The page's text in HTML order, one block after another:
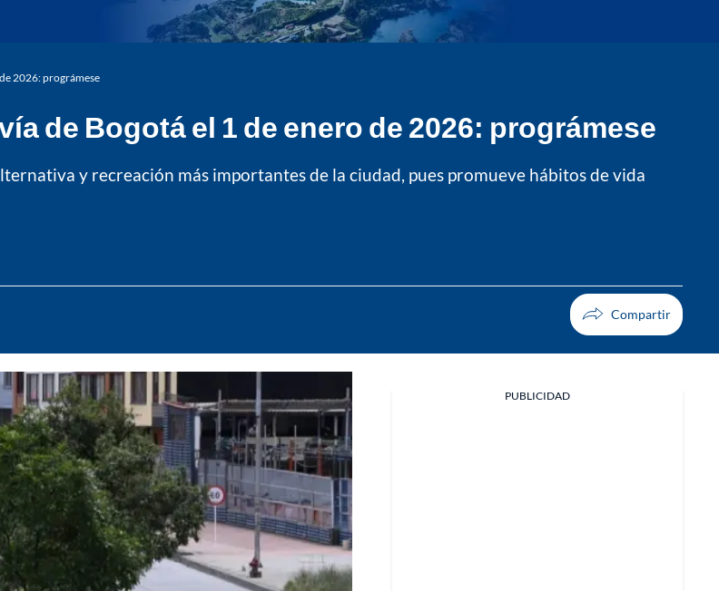
2026: prográmese
de Bogotá el 1 de enero de 2026: prográmese
y recreación más importantes de la ciudad, pues promueve hábitos de vida
PUBLICIDAD